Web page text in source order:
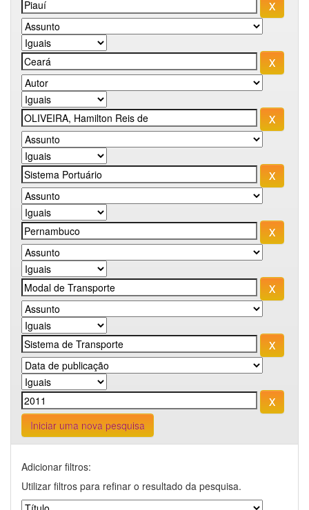
Iniciar uma nova pesquisa
Adicionar filtros:
Utilizar filtros para refinar o resultado da pesquisa.